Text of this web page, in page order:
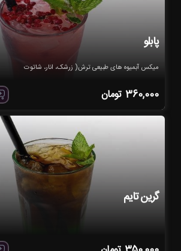
پابلو
میکس آبمیوه های طبیعی ترش( زرشک، انار، شاتوت
360,000 تومان
گرین تایم